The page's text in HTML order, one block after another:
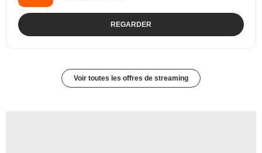
REGARDER
Voir toutes les offres de streaming